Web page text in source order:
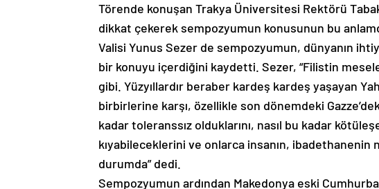
Törende konuşan Trakya Üniversitesi Rektörü
dikkat çekerek sempozyumun konusunun bu
Valisi Yunus Sezer de sempozyumun, dünyanın
bir konuyu içerdiğini kaydetti. Sezer, “Filistin
gibi. Yüzyıllardır beraber kardeş kardeş yaşayan
birbirlerine karşı, özellikle son dönemdeki
kadar toleranssız olduklarını, nasıl bu kadar
kıyabileceklerini ve onlarca insanın,
durumda” dedi.
Sempozyumun ardından Makedonya eski